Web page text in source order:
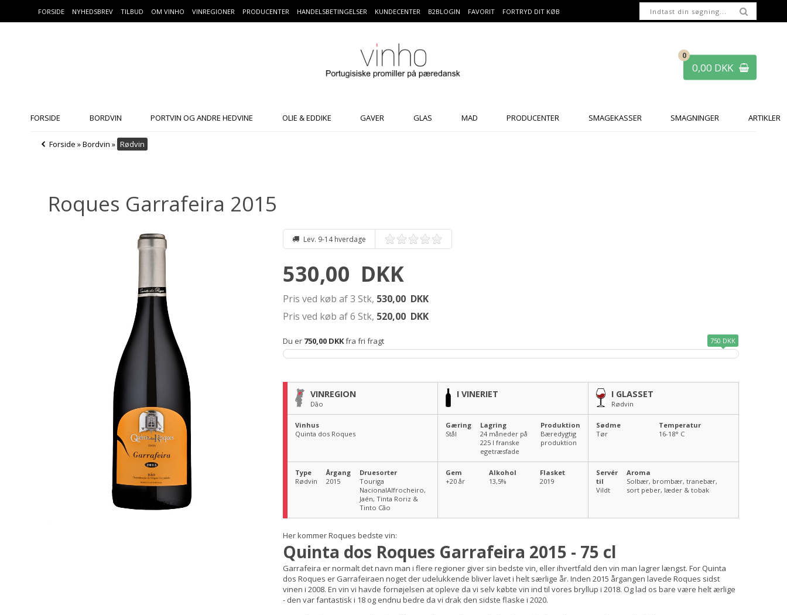
FORSIDE NYHEDSBREV TILBUD OM VINHO VINREGIONER PRODUCENTER HANDELSBETINGELSER KUNDECENTER B2BLOGIN FAVORIT FORTRYD DIT KØB
0
0,00 DKK
FORSIDE BORDVIN PORTVIN OG ANDRE HEDVINE OLIE & EDDIKE GAVER GLAS MAD PRODUCENTER SMAGEKASSER SMAGNINGER ARTIKLER
Forside »Bordvin » Rødvin
Roques Garrafeira 2015
Lev. 9-14 hverdage
530,00 DKK
Pris ved køb af 3 Stk, 530,00 DKK
Pris ved køb af 6 Stk, 520,00 DKK
Du er 750,00 DKKfra fri fragt 750 DKK
VINREGION
Dão
I VINERIET I GLASSET
Rødvin
Vinhus
Quinta dos Roques
Gæring
Stål
Lagring
24 måneder på
225 l franske
egetræsfade
Produktion
Bæredygtig
produktion
Sødme
Tør
Temperatur
16-18° C
Type
Rødvin
Årgang
2015
Druesorter
Touriga
NacionalAlfrocheiro,
Jaén, Tinta Roriz &
Tinto Cão
Gem
+20 år
Alkohol
13,5%
Flasket
2019
Servér
til
Vildt
Aroma
Solbær, brombær, tranebær,
sort peber, læder & tobak
Her kommer Roques bedste vin:
Quinta dos Roques Garrafeira 2015 - 75 cl
Garrafeira er normalt det navn man i flere regioner giver sin bedste vin, eller ihvertfald den vin man lagrer længst. For Quinta
dos Roques er Garrafeiraen noget der udelukkende bliver lavet i helt særlige år. Inden 2015 årgangen lavede Roques sidst
vinen i 2008. En vin vi havde fornøjelsen at opleve da vi selv købte vin ind til vores bryllup i 2018. Og lad os bare være helt ærlige
- den var fantastisk i 18 og endnu bedre da vi drak den sidste flaske i 2020.